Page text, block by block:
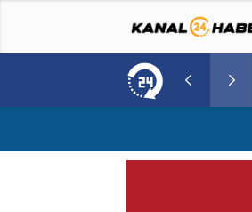
Norweç silahlı kuvvetleri kadınlardan oluşan özel kuvvetler eğitimlerini başlattı.